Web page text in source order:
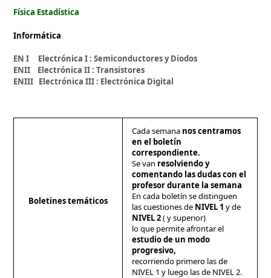
Física Estadística
Informática
EN I Electrónica I : Semiconductores y Diodos
ENII Electrónica II : Transistores
ENIII Electrónica III : Electrónica Digital
Boletines temáticos
Cada semana nos centramos
en el boletín
correspondiente.
Se van resolviendo y
comentando las dudas con el
profesor durante la semana
En cada boletín se distinguen
las cuestiones de NIVEL 1 y de
NIVEL 2( y superior)
lo que permite afrontar el
estudio de un modo
progresivo,
recorriendo primero las de
NIVEL 1 y luego las de NIVEL 2.